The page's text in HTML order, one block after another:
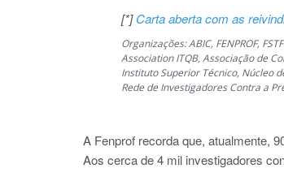
[*]Carta aberta com as
Organizações: ABIC, FENPROF,
Association ITQB, Associação de
Instituto Superior Técnico, Núcleo
Rede de Investigadores Contra a
A Fenprof recorda que, atualmente,
Aos cerca de 4 mil investigadores